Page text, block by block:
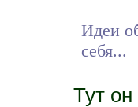
Идеи
себя...
Тут